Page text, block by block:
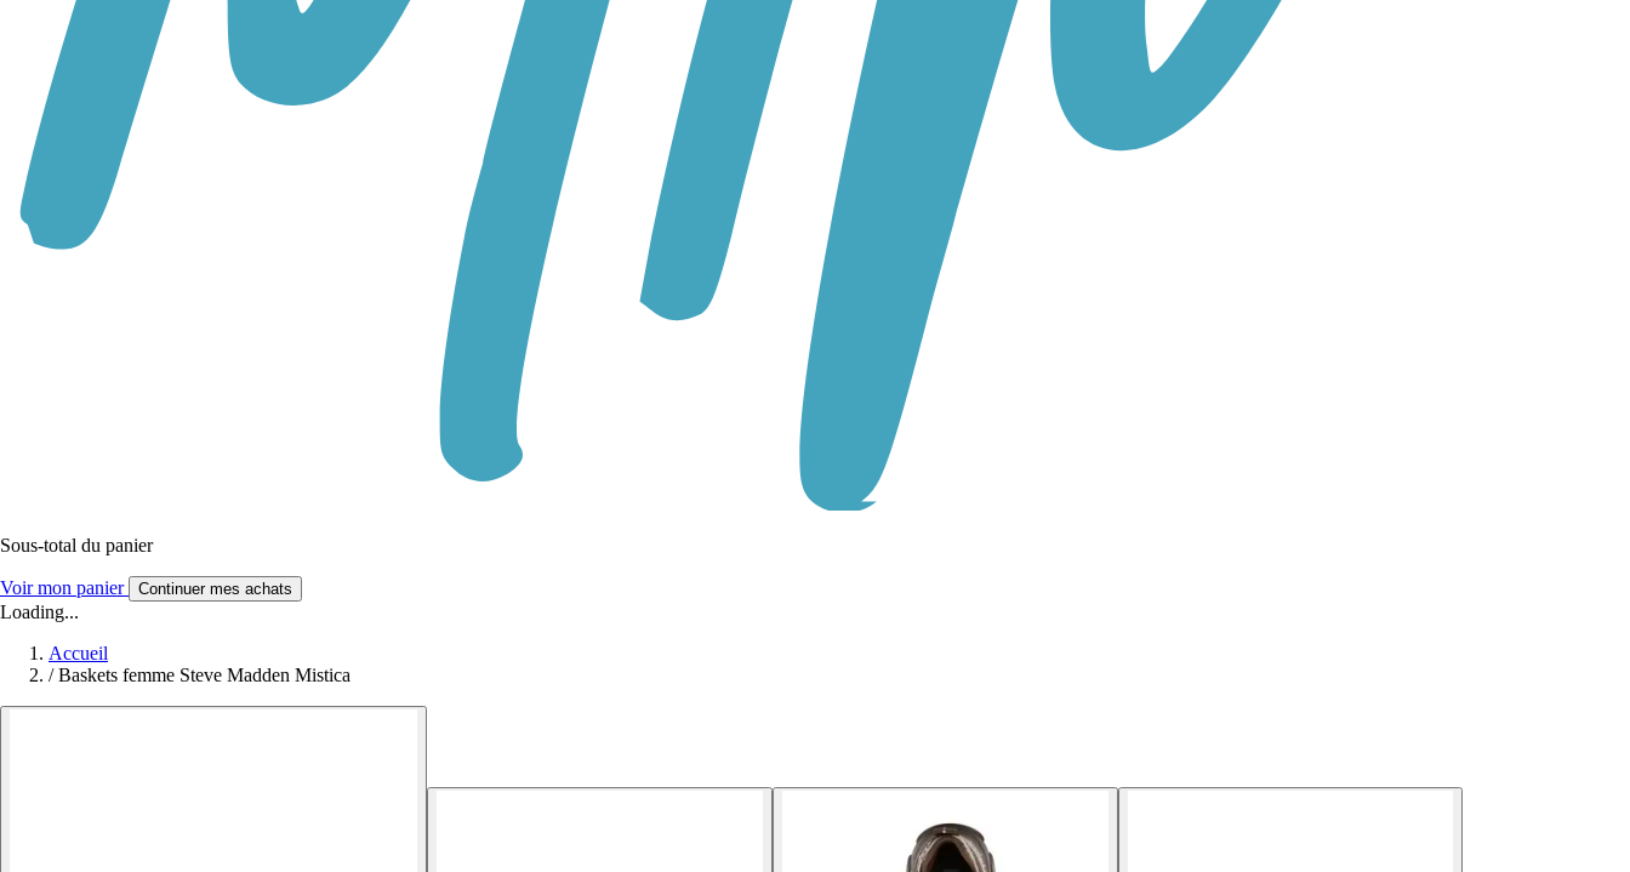
Sous-total du panier
Voir mon panier Continuer mes achats
Loading...
Accueil
/ Baskets femme Steve Madden Mistica